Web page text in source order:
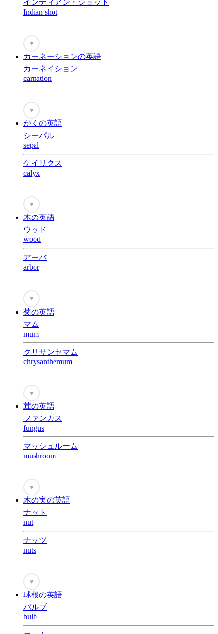
インディアン・ショット
Indian shot
♥
カーネーションの英語
カーネイション
carnation
♥
がくの英語
シーパル
sepal
ケイリクス
calyx
♥
木の英語
ウッド
wood
アーバ
arbor
♥
菊の英語
マム
mum
クリサンセマム
chrysanthemum
♥
茸の英語
ファンガス
fungus
マッシュルーム
mushroom
♥
木の実の英語
ナット
nut
ナッツ
nuts
♥
球根の英語
バルブ
bulb